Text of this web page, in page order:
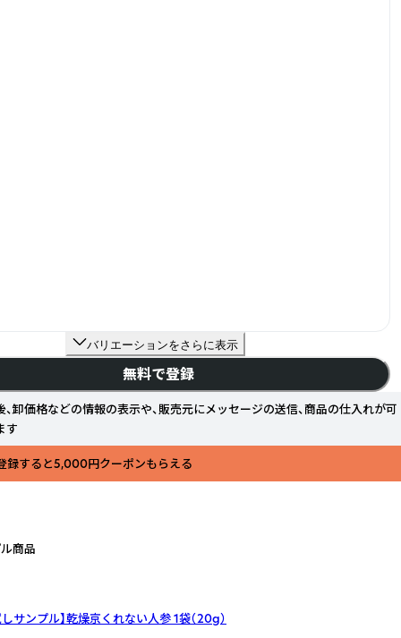
バリエーションをさらに表示
無料で登録
、卸価格などの情報の表示や、販売元にメッセージの送信、商品の仕入れが可
す
登録すると5,000円クーポンもらえる
商品
しサンプル】乾燥京くれない人参1袋（20g）